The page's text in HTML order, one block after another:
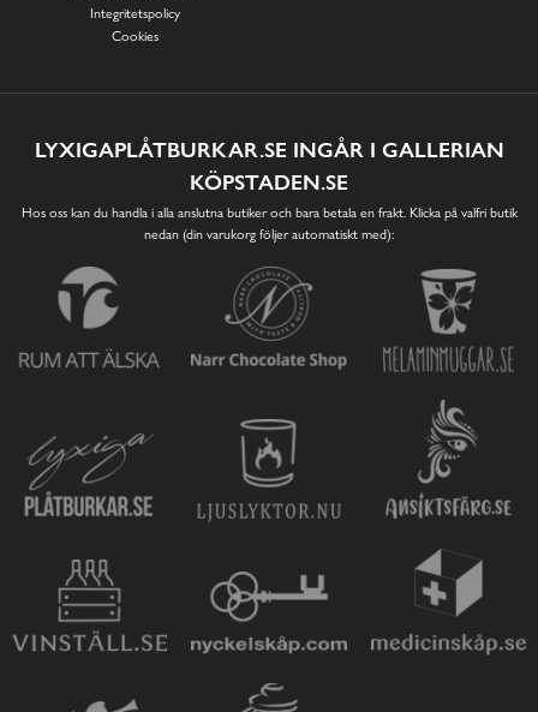
Integritetspolicy
Cookies
LYXIGAPLÅTBURKAR.SE INGÅR I GALLERIAN
KÖPSTADEN.SE
Hos oss kan du handla i alla anslutna butiker och bara betala en frakt. Klicka på valfri butik
nedan (din varukorg följer automatiskt med):